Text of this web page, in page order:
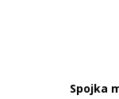
Spojka